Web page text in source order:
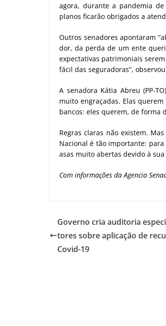
agora, durante a pandemia de
planos ficarão obrigados a
Outros senadores apontaram
dor, da perda de um ente
expectativas patrimoniais
fácil das seguradoras”,
A senadora Kátia Abreu (PP-
muito engraçadas. Elas
bancos: eles querem, de forma
Regras claras não existem.
Nacional é tão importante:
asas muito abertas devido à
Com informações da Agencia
Governo cria auditoria
tores sobre aplicação de
Covid-19